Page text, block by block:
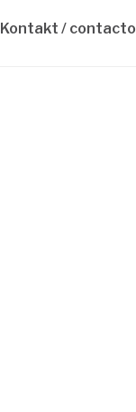
Kontakt / contacto